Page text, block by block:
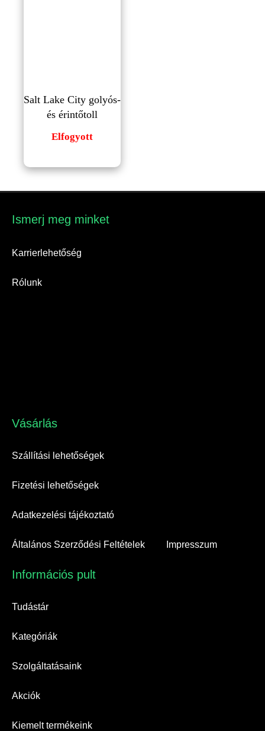
Salt Lake City golyós-
és érintőtoll
Elfogyott
Ismerj meg minket​
Karrierlehetőség
Rólunk
Vásárlás​
Szállítási lehetőségek
Fizetési lehetőségek
Adatkezelési tájékoztató
Általános Szerződési Feltételek Impresszum
Információs pult​
Tudástár
Kategóriák
Szolgáltatásaink
Akciók
Kiemelt termékeink